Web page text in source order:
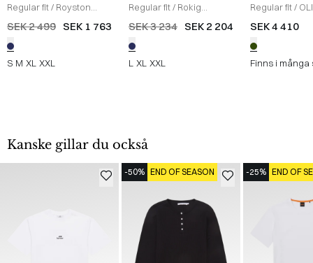
Regular fit/ Royston
Jacka
NAVY
SEK 2 499 SEK 1 763
S M XL XXL
Regular fit/ Rokig
Waterproof Jacka /
SEK 3 234 SEK 2 204
L XL XXL
Regular fit/
SEK 4 410
Finns i
Kanske gillar du också
-50% END OF SEASON -25% END OF